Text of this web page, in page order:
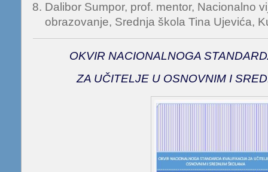
Dalibor Sumpor, prof. mentor, Nacionalno
obrazovanje, Srednja škola Tina Ujevića,
OKVIR NACIONALNOGA
ZA UČITELJE U OSNOVNIM I